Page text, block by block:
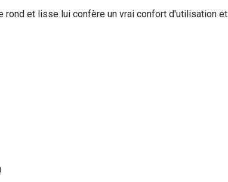
et lisse lui confère un vrai confort d'utilisation